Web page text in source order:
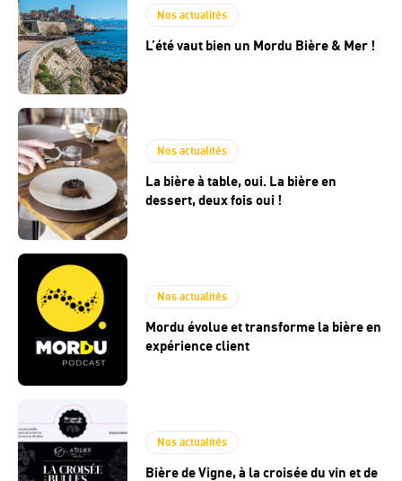
Nos actualités
L’été vaut bien un Mordu Bière & Mer !
Nos actualités
La bière à table, oui. La bière en
dessert, deux fois oui !
Nos actualités
Mordu évolue et transforme la bière en
expérience client
Nos actualités
Bière de Vigne, à la croisée du vin et de